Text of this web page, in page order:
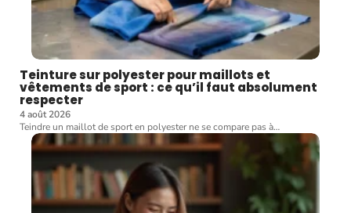
Teinture sur polyester pour maillots et
vêtements de sport : ce qu’il faut absolument
respecter
4 août 2026
Teindre un maillot de sport en polyester ne se compare pas à…